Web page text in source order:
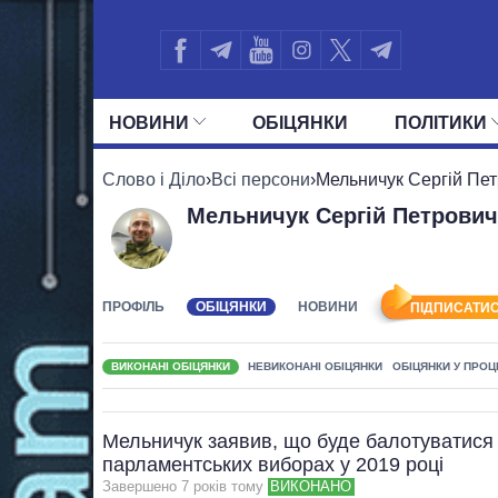
НОВИНИ ОБIЦЯНКИ ПОЛIТИКИ
УСІ ПОЛІТИКИ ПРЕЗИДЕНТ І
Слово і Діло›Всі персони›Мельничук Сергій
Мельничук Сергій Петрович
ПРОФІЛЬ ОБІЦЯНКИ НОВИНИ
ВИКОНАНІ ОБІЦЯНКИ НЕВИКОНАНІ ОБІЦЯНКИ ОБІЦЯНКИ У
Мельничук заявив, що буде
парламентських виборах у 2019 році
Завершено 7 рокiв тому ВИКОНАНО